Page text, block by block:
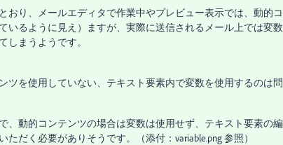
おり、メールエディタで作業中やプレビュー表示では、動的
いるように見え）ますが、実際に送信されるメール上では変数
しまうようです。
ツを使用していない、テキスト要素内で変数を使用するのは問
、動的コンテンツの場合は変数は使用せず、テキスト要素の
ただく必要がありそうです。（添付：variable.png 参照）